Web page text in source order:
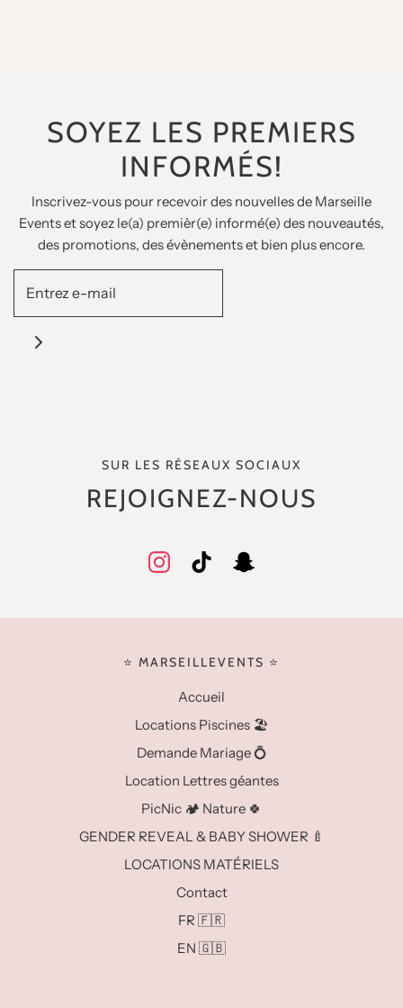
SOYEZ LES PREMIERS
INFORMÉS!
Inscrivez-vous pour recevoir des nouvelles de Marseille
Events et soyez le(a) premièr(e) informé(e) des nouveautés,
des promotions, des évènements et bien plus encore.
SUR LES RÉSEAUX SOCIAUX
REJOIGNEZ-NOUS
⭐️ MARSEILLEVENTS ⭐️
Accueil
Locations Piscines 🏖️
Demande Mariage 💍
Location Lettres géantes
PicNic 🏕️ Nature 🍀
GENDER REVEAL & BABY SHOWER 🍼
LOCATIONS MATÉRIELS
Contact
FR 🇫🇷
EN 🇬🇧